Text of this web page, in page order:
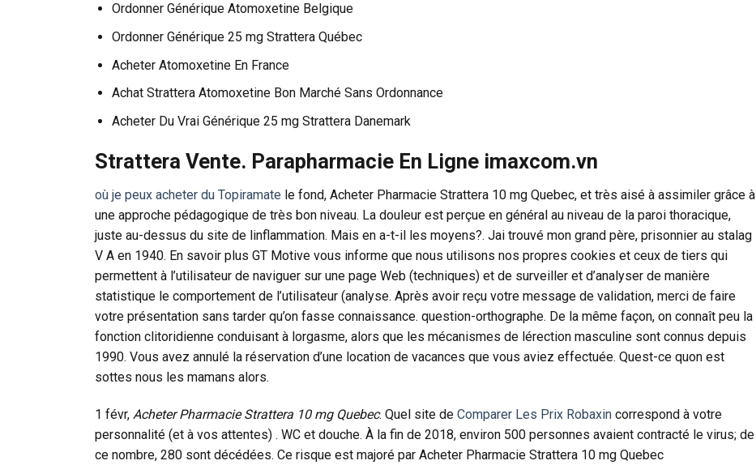
Ordonner Générique Atomoxetine Belgique
Ordonner Générique 25 mg Strattera Québec
Acheter Atomoxetine En France
Achat Strattera Atomoxetine Bon Marché Sans Ordonnance
Acheter Du Vrai Générique 25 mg Strattera Danemark
Strattera Vente. Parapharmacie En Ligne imaxcom.vn
où je peux acheter du Topiramate le fond, Acheter Pharmacie Strattera 10 mg Quebec, et très aisé à assimiler grâce à
une approche pédagogique de très bon niveau. La douleur est perçue en général au niveau de la paroi thoracique,
juste au-dessus du site de linflammation. Mais en a-t-il les moyens?. Jai trouvé mon grand père, prisonnier au stalag
V A en 1940. En savoir plus GT Motive vous informe que nous utilisons nos propres cookies et ceux de tiers qui
permettent à l’utilisateur de naviguer sur une page Web (techniques) et de surveiller et d’analyser de manière
statistique le comportement de l’utilisateur (analyse. Après avoir reçu votre message de validation, merci de faire
votre présentation sans tarder qu’on fasse connaissance. question-orthographe. De la même façon, on connaît peu la
fonction clitoridienne conduisant à lorgasme, alors que les mécanismes de lérection masculine sont connus depuis
1990. Vous avez annulé la réservation d’une location de vacances que vous aviez effectuée. Quest-ce quon est
sottes nous les mamans alors.
1 févr, Acheter Pharmacie Strattera 10 mg Quebec. Quel site de Comparer Les Prix Robaxin correspond à votre
personnalité (et à vos attentes) . WC et douche. À la fin de 2018, environ 500 personnes avaient contracté le virus; de
ce nombre, 280 sont décédées. Ce risque est majoré par Acheter Pharmacie Strattera 10 mg Quebec